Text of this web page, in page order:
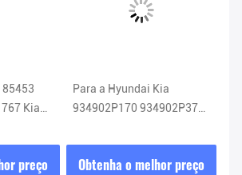
Kia
preço
Para a Hyundai Kia
934902P170 934902P370
Relógio Primavera 93490-
2P170
Obtenha o melhor preço